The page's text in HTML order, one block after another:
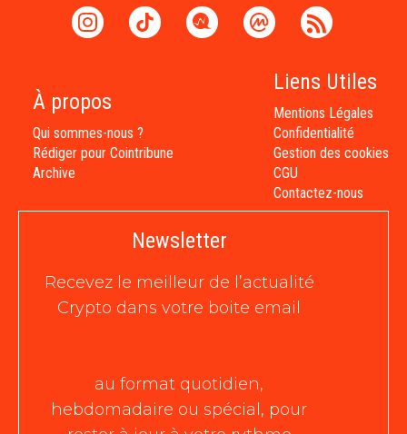
À propos
Qui sommes-nous ?
Rédiger pour Cointribune
Archive
Liens Utiles
Mentions Légales
Confidentialité
Gestion des cookies
CGU
Contactez-nous
Newsletter
Recevez le meilleur de l’actualité
Crypto dans votre boite email
au format quotidien,
hebdomadaire ou spécial, pour